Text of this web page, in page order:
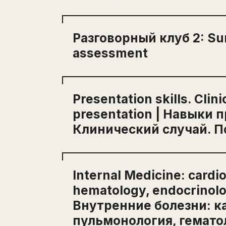
Surgery | Хирургия. Grammar:
Разговорный клуб 2:
assessment
Разговорный клуб 2: Surgery and
Presentation skills.
presentation | Навыки
Клинический случай.
Presentation skills. Clinical case.
презентация
Internal Medicine:
hematology,
Внутренние болезни:
пульмонология,